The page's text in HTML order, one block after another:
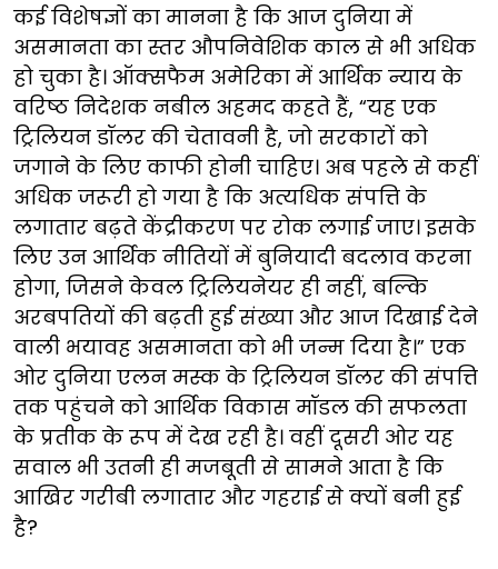
कई विशेषज्ञों का मानना है कि आज दुनिया में
असमानता का स्तर औपनिवेशिक काल से भी अधिक
हो चुका है। ऑक्सफैम अमेरिका में आर्थिक न्याय के
वरिष्ठ निदेशक नबील अहमद कहते हैं, “यह एक
ट्रिलियन डॉलर की चेतावनी है, जो सरकारों को
जगाने के लिए काफी होनी चाहिए। अब पहले से कहीं
अधिक जरूरी हो गया है कि अत्यधिक संपत्ति के
लगातार बढ़ते केंद्रीकरण पर रोक लगाई जाए। इसके
लिए उन आर्थिक नीतियों में बुनियादी बदलाव करना
होगा, जिसने केवल ट्रिलियनेयर ही नहीं, बल्कि
अरबपतियों की बढ़ती हुई संख्या और आज दिखाई देने
वाली भयावह असमानता को भी जन्म दिया है।” एक
ओर दुनिया एलन मस्क के ट्रिलियन डॉलर की संपत्ति
तक पहुंचने को आर्थिक विकास मॉडल की सफलता
के प्रतीक के रूप में देख रही है। वहीं दूसरी ओर यह
सवाल भी उतनी ही मजबूती से सामने आता है कि
आखिर गरीबी लगातार और गहराई से क्यों बनी हुई
है?